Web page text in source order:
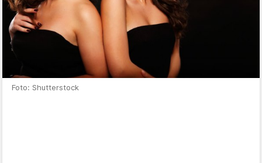
Foto: Shutterstock